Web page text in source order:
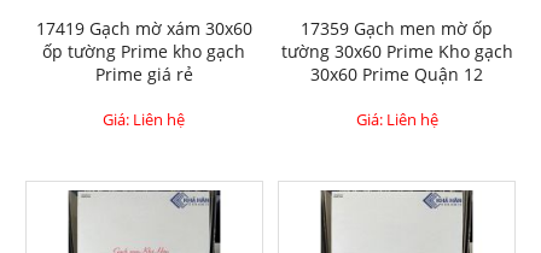
17419 Gạch mờ xám 30x60
ốp tường Prime kho gạch
Prime giá rẻ
Giá: Liên hệ
17359 Gạch men mờ ốp
tường 30x60 Prime Kho gạch
30x60 Prime Quận 12
Giá: Liên hệ